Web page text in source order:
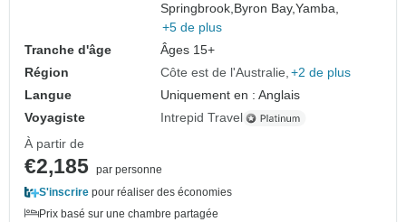
Springbrook,Byron Bay,Yamba,
+5 de plus
Tranche d'âge
Âges 15+
Région
Côte est de l'Australie +2 de plus
Langue
Uniquement en : Anglais
Voyagiste
Intrepid Travel
À partir de
€2,185 par personne
S'inscrire pour réaliser des économies
Prix basé sur une chambre partagée